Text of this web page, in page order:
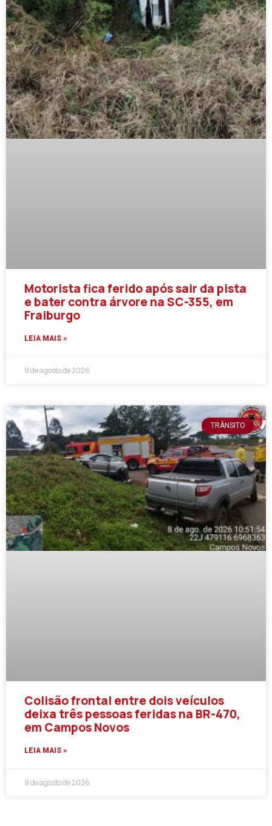
Motorista fica ferido após sair da pista
e bater contra árvore na SC-355, em
Fraiburgo
LEIA MAIS »
9 de agosto de 2026
TRÂNSITO
Colisão frontal entre dois veículos
deixa três pessoas feridas na BR-470,
em Campos Novos
LEIA MAIS »
9 de agosto de 2026